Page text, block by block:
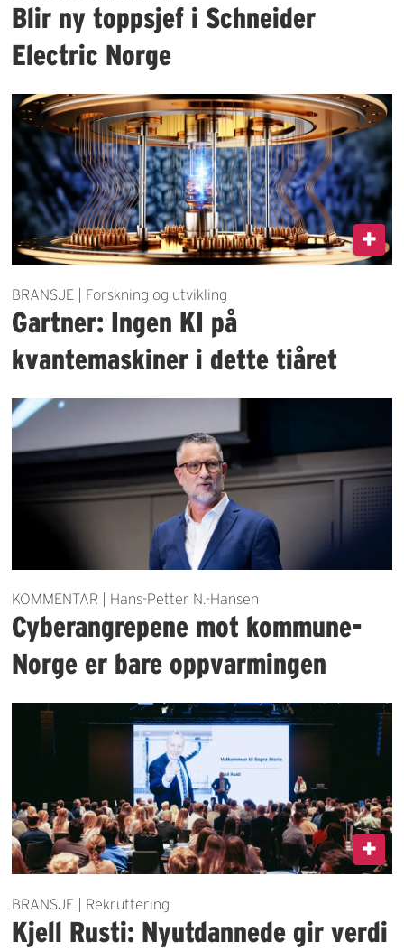
Blir ny toppsjef i Schneider
Electric Norge
BRANSJE | Forskning og utvikling
Gartner: Ingen KI på
kvantemaskiner i dette tiåret
KOMMENTAR | Hans-Petter N.-Hansen
Cyberangrepene mot kommune-
Norge er bare oppvarmingen
BRANSJE | Rekruttering
Kjell Rusti: Nyutdannede gir verdi